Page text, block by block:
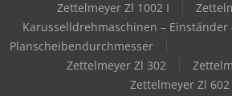
Zettelmeyer Zl 1002 I
Karusselldrehmaschinen – Einständer
Planscheibendurchmesser
Zettelmeyer Zl 302
Zettelmeyer Zl 602